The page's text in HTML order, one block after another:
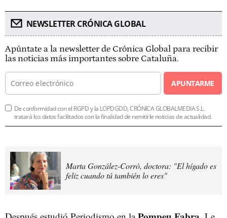
NEWSLETTER CRÓNICA GLOBAL
Apúntate a la newsletter de Crónica Global para recibir
las noticias más importantes sobre Cataluña.
APUNTARME
De conformidad con el RGPD y la LOPDGDD, CRÓNICA GLOBALMEDIA S.L.
tratará los datos facilitados con la finalidad de remitirle noticias de actualidad.
Marta González-Corrò, doctora: "El hígado es
feliz cuando tú también lo eres"